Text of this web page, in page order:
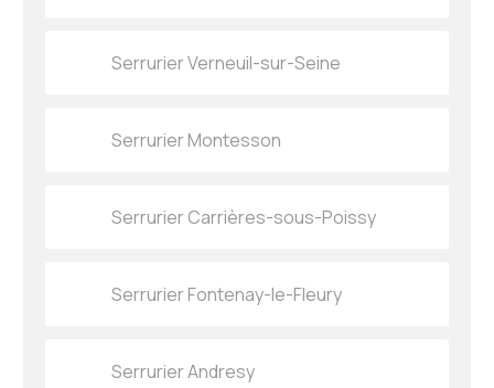
Serrurier Verneuil-sur-Seine
Serrurier Montesson
Serrurier Carrières-sous-Poissy
Serrurier Fontenay-le-Fleury
Serrurier Andresy